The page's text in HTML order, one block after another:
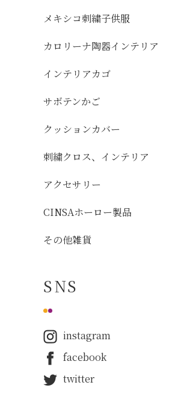
メキシコ刺繍子供服
カロリーナ陶器インテリア
インテリアカゴ
サボテンかご
クッションカバー
刺繍クロス、インテリア
アクセサリー
CINSAホーロー製品
その他雑貨
SNS
instagram
facebook
twitter